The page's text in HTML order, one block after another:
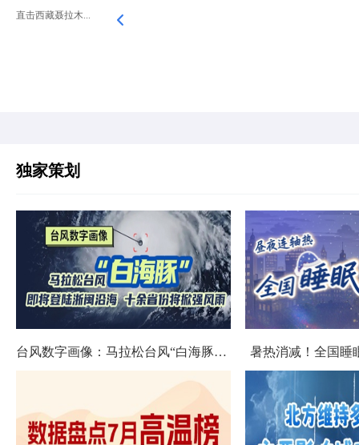
直击西藏聂拉木...
独家策划
台风数字画像：马拉松台风“白海豚”将影响十余省份 暑热消减！全国睡